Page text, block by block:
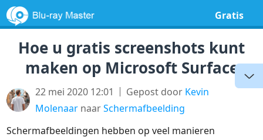
Gratis
Hoe u gratis screenshots kunt
maken op Microsoft Surface
22 mei 2020 12:01 Gepost door Kevin
Molenaar naarSchermafbeelding
Schermafbeeldingen hebben op veel manieren